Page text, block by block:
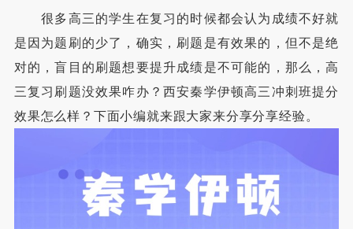
很多高三的学生在复习的时候都会认为成绩不好就
是因为题刷的少了，确实，刷题是有效果的，但不是绝
对的，盲目的刷题想要提升成绩是不可能的，那么，高
三复习刷题没效果咋办？西安秦学伊顿高三冲刺班提分
效果怎么样？下面小编就来跟大家来分享分享经验。